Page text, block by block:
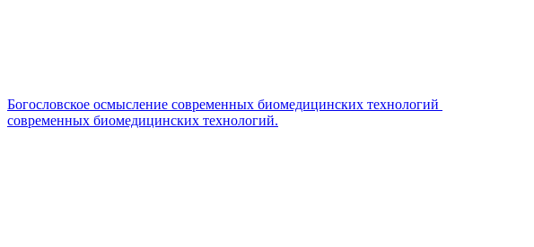
Богословское осмысление современных биомедицинских технологий
современных биомедицинских технологий.